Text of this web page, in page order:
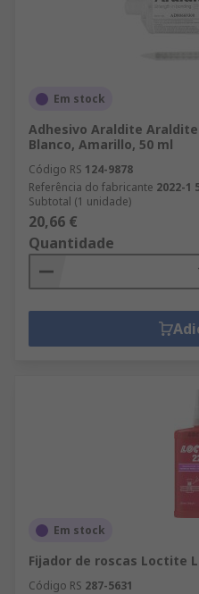
Em stock
Adhesivo Araldite
Blanco, Amarillo, 50 ml
Código RS 124-9878
Referência do fabricante 2022-1
Subtotal (1 unidade)
20,66 €
Quantidade
Em stock
Fijador de roscas Loctite
Código RS 287-5631